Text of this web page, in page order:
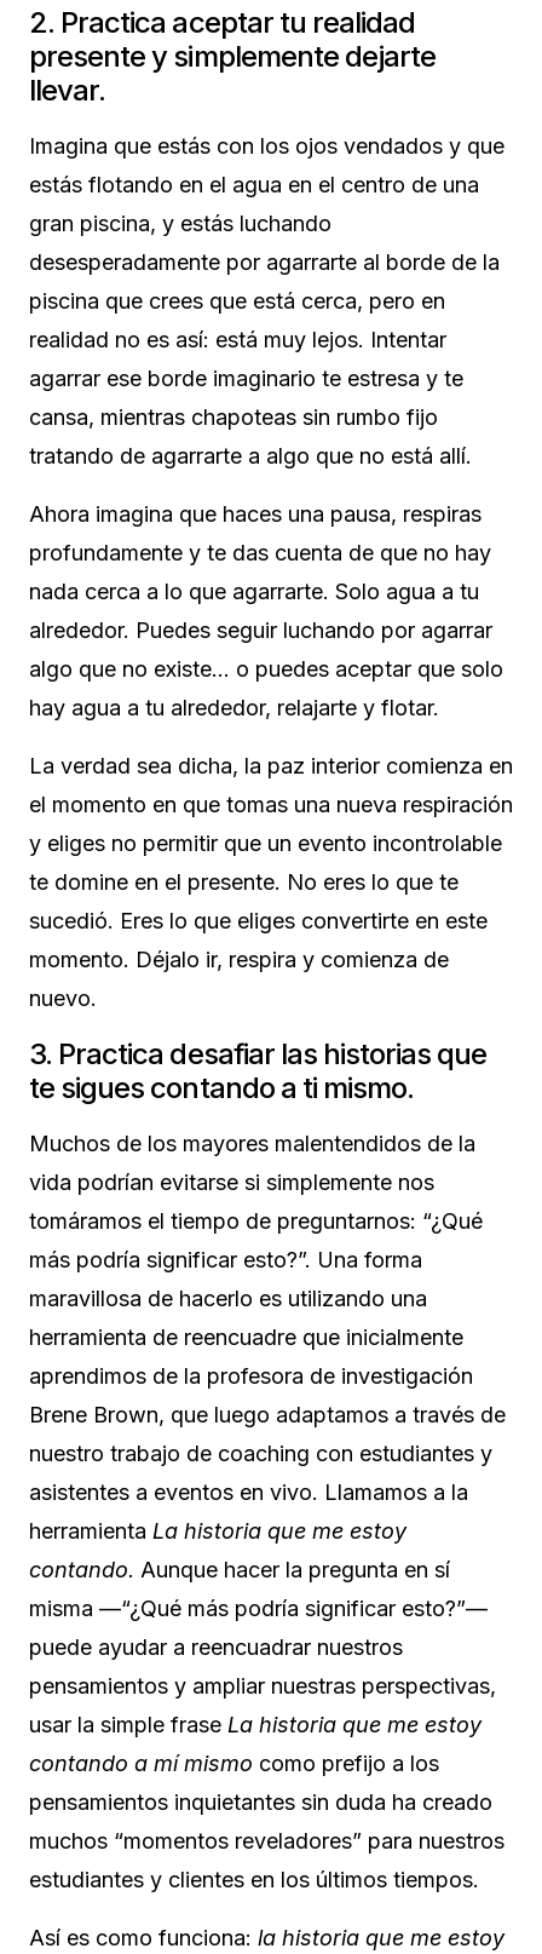
2. Practica aceptar tu realidad
presente y simplemente dejarte
llevar.
Imagina que estás con los ojos vendados y que
estás flotando en el agua en el centro de una
gran piscina, y estás luchando
desesperadamente por agarrarte al borde de la
piscina que crees que está cerca, pero en
realidad no es así: está muy lejos. Intentar
agarrar ese borde imaginario te estresa y te
cansa, mientras chapoteas sin rumbo fijo
tratando de agarrarte a algo que no está allí.
Ahora imagina que haces una pausa, respiras
profundamente y te das cuenta de que no hay
nada cerca a lo que agarrarte. Solo agua a tu
alrededor. Puedes seguir luchando por agarrar
algo que no existe… o puedes aceptar que solo
hay agua a tu alrededor, relajarte y flotar.
La verdad sea dicha, la paz interior comienza en
el momento en que tomas una nueva respiración
y eliges no permitir que un evento incontrolable
te domine en el presente. No eres lo que te
sucedió. Eres lo que eliges convertirte en este
momento. Déjalo ir, respira y comienza de
nuevo.
3. Practica desafiar las historias que
te sigues contando a ti mismo.
Muchos de los mayores malentendidos de la
vida podrían evitarse si simplemente nos
tomáramos el tiempo de preguntarnos: “¿Qué
más podría significar esto?”. Una forma
maravillosa de hacerlo es utilizando una
herramienta de reencuadre que inicialmente
aprendimos de la profesora de investigación
Brene Brown, que luego adaptamos a través de
nuestro trabajo de coaching con estudiantes y
asistentes a eventos en vivo. Llamamos a la
herramienta La historia que me estoy
contando. Aunque hacer la pregunta en sí
misma —“¿Qué más podría significar esto?”—
puede ayudar a reencuadrar nuestros
pensamientos y ampliar nuestras perspectivas,
usar la simple frase La historia que me estoy
contando a mí mismo como prefijo a los
pensamientos inquietantes sin duda ha creado
muchos “momentos reveladores” para nuestros
estudiantes y clientes en los últimos tiempos.
Así es como funciona: la historia que me estoy